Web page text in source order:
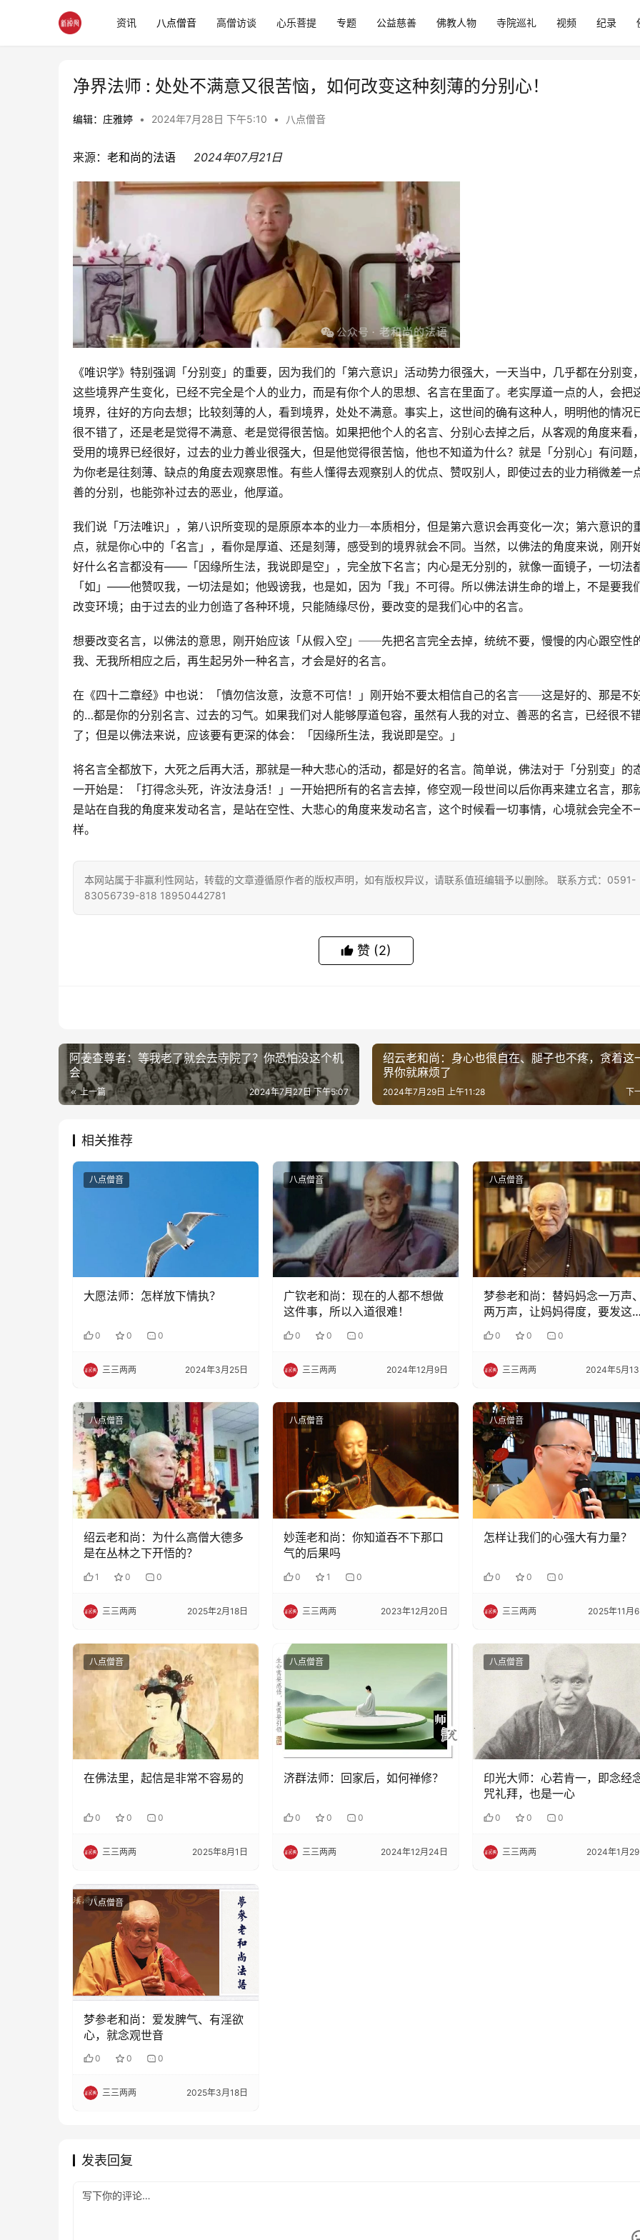
资讯 八点僧音 高僧访谈 心乐菩提 专题 公益慈善 佛教人物 寺院巡礼 视频 纪录
净界法师 : 处处不满意又很苦恼，如何改变这种刻薄的分别心！
编辑：庄雅婷 • 2024年7月28日 下午5:10 • 八点僧音
来源： 老和尚的法语 2024年07月21日
《唯识学》特别强调「分别变」的重要，因为我们的「第六意识」活动势力很强大，一天当中，几乎都在分别变
这些境界产生变化，已经不完全是个人的业力，而是有你个人的思想、名言在里面了。老实厚道一点的人，会把
境界，往好的方向去想；比较刻薄的人，看到境界，处处不满意。事实上，这世间的确有这种人，明明他的情况
很不错了，还是老是觉得不满意、老是觉得很苦恼。如果把他个人的名言、分别心去掉之后，从客观的角度来看
受用的境界已经很好，过去的业力善业很强大，但是他觉得很苦恼，他也不知道为什么？就是「分别心」有问题
为你老是往刻薄、缺点的角度去观察思惟。有些人懂得去观察别人的优点、赞叹别人，即使过去的业力稍微差一点
善的分别，也能弥补过去的恶业，他厚道。
我们说「万法唯识」，第八识所变现的是原原本本的业力─本质相分，但是第六意识会再变化一次；第六意识的
点，就是你心中的「名言」，看你是厚道、还是刻薄，感受到的境界就会不同。当然，以佛法的角度来说，刚开
好什么名言都没有——「因缘所生法，我说即是空」，完全放下名言；内心是无分别的，就像一面镜子，一切法
「如」——他赞叹我，一切法是如；他毁谤我，也是如，因为「我」不可得。所以佛法讲生命的增上，不是要我
改变环境；由于过去的业力创造了各种环境，只能随缘尽份，要改变的是我们心中的名言。
想要改变名言，以佛法的意思，刚开始应该「从假入空」──先把名言完全去掉，统统不要，慢慢的内心跟空性
我、无我所相应之后，再生起另外一种名言，才会是好的名言。
在《四十二章经》中也说：「慎勿信汝意，汝意不可信！」刚开始不要太相信自己的名言──这是好的、那是不
的…都是你的分别名言、过去的习气。如果我们对人能够厚道包容，虽然有人我的对立、善恶的名言，已经很不
了；但是以佛法来说，应该要有更深的体会：「因缘所生法，我说即是空。」
将名言全都放下，大死之后再大活，那就是一种大悲心的活动，都是好的名言。简单说，佛法对于「分别变」的
一开始是：「打得念头死，许汝法身活！」一开始把所有的名言去掉，修空观一段世间以后你再来建立名言，那
是站在自我的角度来发动名言，是站在空性、大悲心的角度来发动名言，这个时候看一切事情，心境就会完全不
样。
本网站属于非赢利性网站，转载的文章遵循原作者的版权声明，如有版权异议，请联系值班编辑予以删除。 联系方式：0591-
83056739-818 18950442781
赞 (2)
阿姜查尊者：等我老了就会去寺院了？你恐怕没这个机
会
上一篇 2024年7月27日 下午5:07
绍云老和尚：身心也很自在、腿子也不疼，贪着这
界你就麻烦了
下
2024年7月29日 上午11:28
相关推荐
八点僧音
大愿法师：怎样放下情执？
0 0 0
三三两两 2024年3月25日
八点僧音
广钦老和尚：现在的人都不想做
这件事，所以入道很难！
0 0 0
三三两两 2024年12月9日
八点僧音
梦参老和尚：替妈妈念一万声、
两万声，让妈妈得度，要发这个
愿
0 0 0
三三两两 2024年5月13
八点僧音
绍云老和尚：为什么高僧大德多
是在丛林之下开悟的？
1 0 0
三三两两 2025年2月18日
八点僧音
妙莲老和尚：你知道吞不下那口
气的后果吗
0 1 0
三三两两 2023年12月20日
八点僧音
怎样让我们的心强大有力量？
0 0 0
三三两两 2025年11月6
八点僧音
在佛法里，起信是非常不容易的
0 0 0
三三两两 2025年8月1日
八点僧音
济群法师：回家后，如何禅修？
0 0 0
三三两两 2024年12月24日
八点僧音
印光大师：心若肯一，即念经
咒礼拜，也是一心
0 0 0
三三两两 2024年1月29
八点僧音
梦参老和尚：爱发脾气、有淫欲
心，就念观世音
0 0 0
三三两两 2025年3月18日
发表回复